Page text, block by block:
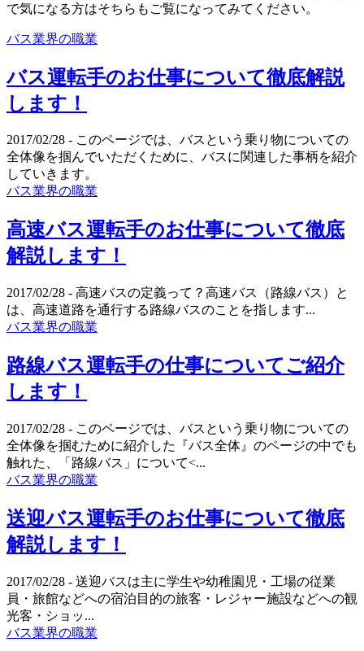
で気になる方はそちらもご覧になってみてください。
バス業界の職業
バス運転手のお仕事について徹底解説
します！
2017/02/28 - このページでは、バスという乗り物についての
全体像を掴んでいただくために、バスに関連した事柄を紹介
していきます。
バス業界の職業
高速バス運転手のお仕事について徹底
解説します！
2017/02/28 - 高速バスの定義って？高速バス（路線バス）と
は、高速道路を通行する路線バスのことを指します...
バス業界の職業
路線バス運転手の仕事についてご紹介
します！
2017/02/28 - このページでは、バスという乗り物についての
全体像を掴むために紹介した『バス全体』のページの中でも
触れた、「路線バス」について<...
バス業界の職業
送迎バス運転手のお仕事について徹底
解説します！
2017/02/28 - 送迎バスは主に学生や幼稚園児・工場の従業
員・旅館などへの宿泊目的の旅客・レジャー施設などへの観
光客・ショッ...
バス業界の職業